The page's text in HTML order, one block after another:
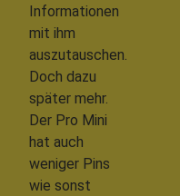
Informationen
mit ihm
auszutauschen.
Doch dazu
später mehr.
Der Pro Mini
hat auch
weniger Pins
wie sonst